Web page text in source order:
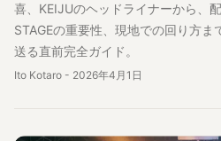
喜、KEIJUのヘッドライナーから、
STAGEの重要性、現地での回り方
送る直前完全ガイド。
Ito Kotaro - 2026年4月1日